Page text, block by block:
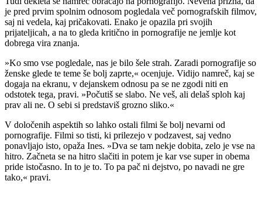
je pred prvim spolnim odnosom pogledala več pornografskih filmov,
saj ni vedela, kaj pričakovati. Enako je opazila pri svojih
prijateljicah, a na to gleda kritično in pornografije ne jemlje kot
dobrega vira znanja.
»Ko smo vse pogledale, nas je bilo šele strah. Zaradi pornografije so
ženske glede te teme še bolj zaprte,« ocenjuje. Vidijo namreč, kaj se
dogaja na ekranu, v dejanskem odnosu pa se ne zgodi niti en
odstotek tega, pravi. »Počutiš se slabo. Ne veš, ali delaš sploh kaj
prav ali ne. O sebi si predstaviš grozno sliko.«
V določenih aspektih so lahko ostali filmi še bolj nevarni od
pornografije. Filmi so tisti, ki prilezejo v podzavest, saj vedno
ponavljajo isto, opaža Ines. »Dva se tam nekje dobita, zelo je vse na
hitro. Začneta se na hitro slačiti in potem je kar vse super in obema
pride istočasno. In to je to. To pa pač ni dejstvo, po navadi ne gre
tako,« pravi.